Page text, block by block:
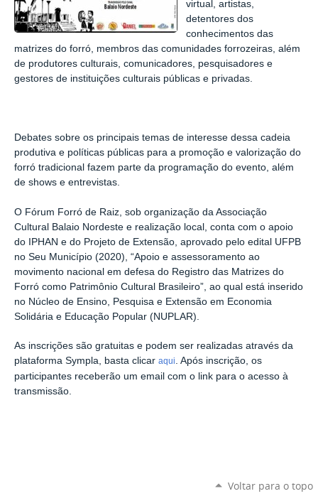
virtual, artistas,
detentores dos
conhecimentos das
matrizes do forró, membros das comunidades forrozeiras, além
de produtores culturais, comunicadores, pesquisadores e
gestores de instituições culturais públicas e privadas.
Debates sobre os principais temas de interesse dessa cadeia
produtiva e políticas públicas para a promoção e valorização do
forró tradicional fazem parte da programação do evento, além
de shows e entrevistas.
O Fórum Forró de Raiz, sob organização da Associação
Cultural Balaio Nordeste e realização local, conta com o apoio
do IPHAN e do Projeto de Extensão, aprovado pelo edital UFPB
no Seu Município (2020), “Apoio e assessoramento ao
movimento nacional em defesa do Registro das Matrizes do
Forró como Patrimônio Cultural Brasileiro”, ao qual está inserido
no Núcleo de Ensino, Pesquisa e Extensão em Economia
Solidária e Educação Popular (NUPLAR).
As inscrições são gratuitas e podem ser realizadas através da
plataforma Sympla, basta clicar aqui. Após inscrição, os
participantes receberão um email com o link para o acesso à
transmissão.
Voltar para o topo